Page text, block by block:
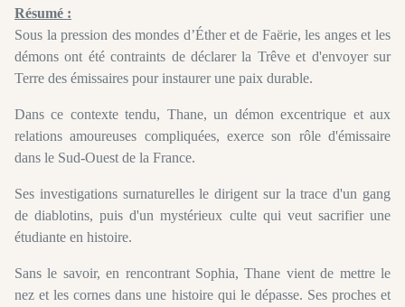
Résumé :
Sous la pression des mondes d’Éther et de Faërie, les anges et les
démons ont été contraints de déclarer la Trêve et d'envoyer sur
Terre des émissaires pour instaurer une paix durable.
Dans ce contexte tendu, Thane, un démon excentrique et aux
relations amoureuses compliquées, exerce son rôle d'émissaire
dans le Sud-Ouest de la France.
Ses investigations surnaturelles le dirigent sur la trace d'un gang
de diablotins, puis d'un mystérieux culte qui veut sacrifier une
étudiante en histoire.
Sans le savoir, en rencontrant Sophia, Thane vient de mettre le
nez et les cornes dans une histoire qui le dépasse. Ses proches et